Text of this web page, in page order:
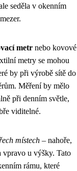
seděla v okenním
metr nebo kovové
metry se mohou
by při výrobě sítě do
Měření by mělo
při denním světle,
viditelné.
místech – nahoře,
vpravo u výšky. Tato
rámu, které